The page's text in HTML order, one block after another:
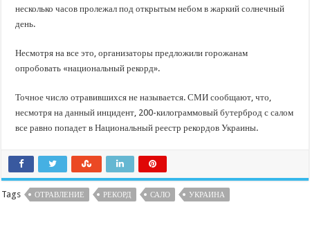
несколько часов пролежал под открытым небом в жаркий солнечный
день.
Несмотря на все это, организаторы предложили горожанам
опробовать «национальный рекорд».
Точное число отравившихся не называется. СМИ сообщают, что,
несмотря на данный инцидент, 200-килограммовый бутерброд с салом
все равно попадет в Национальный реестр рекордов Украины.
Tags ОТРАВЛЕНИЕ РЕКОРД САЛО УКРАИНА